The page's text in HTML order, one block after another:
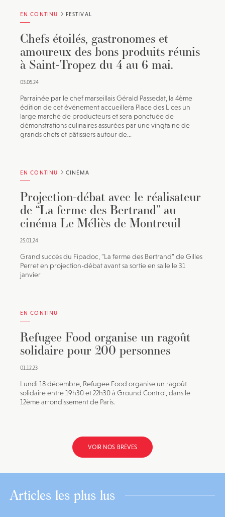
EN CONTINU FESTIVAL
Chefs étoilés, gastronomes et
amoureux des bons produits réunis
à Saint-Tropez du 4 au 6 mai.
03.05.24
Parrainée par le chef marseillais Gérald Passedat, la 4ème
édition de cet événement accueillera Place des Lices un
large marché de producteurs et sera ponctuée de
démonstrations culinaires assurées par une vingtaine de
grands chefs et pâtissiers autour de...
EN CONTINU CINÉMA
Projection-débat avec le réalisateur
de “La ferme des Bertrand” au
cinéma Le Méliès de Montreuil
25.01.24
Grand succès du Fipadoc, "La ferme des Bertrand" de Gilles
Perret en projection-débat avant sa sortie en salle le 31
janvier
EN CONTINU
Refugee Food organise un ragoût
solidaire pour 200 personnes
01.12.23
Lundi 18 décembre, Refugee Food organise un ragoût
solidaire entre 19h30 et 22h30 à Ground Control, dans le
12ème arrondissement de Paris.
VOIR NOS BRÈVES
Articles les plus lus